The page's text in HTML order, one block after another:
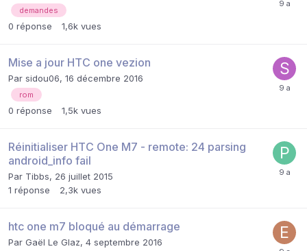
demandes
0 réponse 1,6k vues
Mise a jour HTC one vezion
Par sidou06, 16 décembre 2016
rom
0 réponse 1,5k vues
Réinitialiser HTC One M7 - remote: 24 parsing
android_info fail
Par Tibbs, 26 juillet 2015
1 réponse 2,3k vues
htc one m7 bloqué au démarrage
Par Gaël Le Glaz, 4 septembre 2016